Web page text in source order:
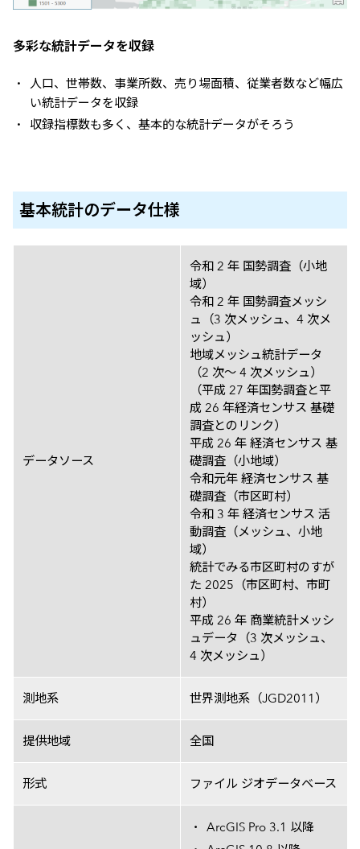
多彩な統計データを収録
人口、世帯数、事業所数、売り場面積、従業者数など幅広
い統計データを収録
収録指標数も多く、基本的な統計データがそろう
基本統計のデータ仕様
データソース
令和 2 年 国勢調査（小地
域）
令和 2 年 国勢調査メッシ
ュ（3 次メッシュ、4 次メ
ッシュ）
地域メッシュ統計データ
（2 次～ 4 次メッシュ）
（平成 27 年国勢調査と平
成 26 年経済センサス 基礎
調査とのリンク）
平成 26 年 経済センサス 基
礎調査（小地域）
令和元年 経済センサス 基
礎調査（市区町村）
令和 3 年 経済センサス 活
動調査（メッシュ、小地
域）
統計でみる市区町村のすが
た 2025（市区町村、市町
村）
平成 26 年 商業統計メッシ
ュデータ（3 次メッシュ、
4 次メッシュ）
測地系 世界測地系（JGD2011）
提供地域 全国
形式 ファイル ジオデータベース
ArcGIS Pro 3.1 以降